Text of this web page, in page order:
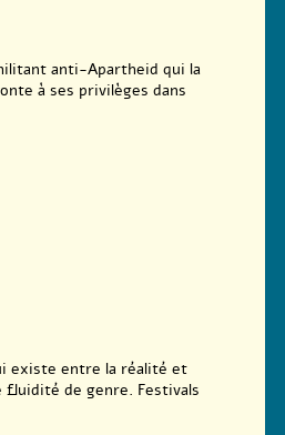
anti-Apartheid qui la
à ses privilèges dans
existe entre la réalité et
fluidité de genre. Festivals